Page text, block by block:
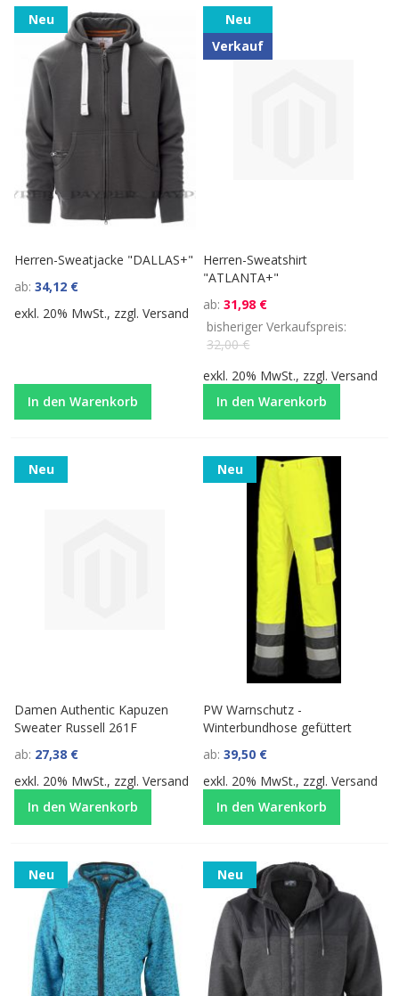
Neu
Herren-Sweatjacke "DALLAS+"
ab 34,12 €
exkl. 20% MwSt., zzgl.Versand
In den Warenkorb
Neu
Verkauf
Herren-Sweatshirt
"ATLANTA+"
ab 31,98 €
bisheriger Verkaufspreis
32,00 €
exkl. 20% MwSt., zzgl.Versand
In den Warenkorb
Neu
Damen Authentic Kapuzen
Sweater Russell 261F
ab 27,38 €
exkl. 20% MwSt., zzgl.Versand
In den Warenkorb
Neu
PW Warnschutz -
Winterbundhose gefüttert
ab 39,50 €
exkl. 20% MwSt., zzgl.Versand
In den Warenkorb
Neu Neu